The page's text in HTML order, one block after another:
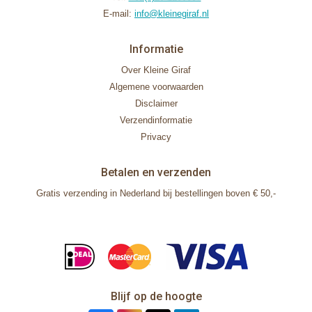
E-mail: info@kleinegiraf.nl
Informatie
Over Kleine Giraf
Algemene voorwaarden
Disclaimer
Verzendinformatie
Privacy
Betalen en verzenden
Gratis verzending in Nederland bij bestellingen boven € 50,-
Blijf op de hoogte